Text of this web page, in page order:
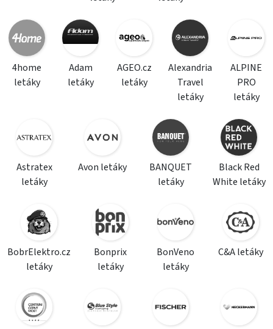
4home
letáky
Adam
letáky
AGEO.cz
letáky
Alexandria
Travel
letáky
ALPINE
PRO
letáky
Astratex
letáky
Avon letáky
BANQUET
letáky
Black Red
White letáky
BobrElektro.cz
letáky
Bonprix
letáky
BonVeno
letáky
C&A letáky